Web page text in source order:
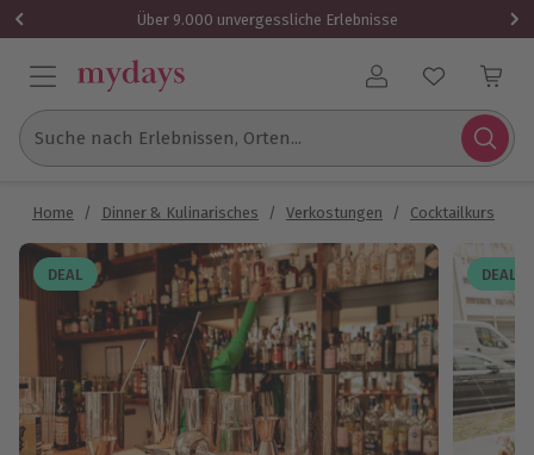
Über 9.000 unvergessliche Erlebnisse
Benutzerkonto
Suche nach Erlebnissen, Orten...
Home / Dinner & Kulinarisches / Verkostungen / Cocktailkurs
DEAL DEAL